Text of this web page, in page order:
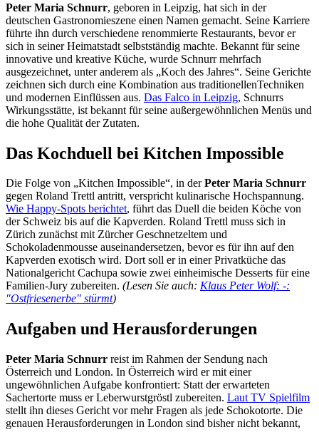
Peter Maria Schnurr, geboren in Leipzig, hat sich in der
deutschen Gastronomieszene einen Namen gemacht. Seine Karriere
führte ihn durch verschiedene renommierte Restaurants, bevor er
sich in seiner Heimatstadt selbstständig machte. Bekannt für seine
innovative und kreative Küche, wurde Schnurr mehrfach
ausgezeichnet, unter anderem als „Koch des Jahres“. Seine Gerichte
zeichnen sich durch eine Kombination aus traditionellenTechniken
und modernen Einflüssen aus. Das Falco in Leipzig, Schnurrs
Wirkungsstätte, ist bekannt für seine außergewöhnlichen Menüs und
die hohe Qualität der Zutaten.
Das Kochduell bei Kitchen Impossible
Die Folge von „Kitchen Impossible“, in derPeter Maria Schnurr
gegen Roland Trettl antritt, verspricht kulinarische Hochspannung.
Wie Happy-Spots berichtet, führt das Duell die beiden Köche von
der Schweiz bis auf die Kapverden. Roland Trettl muss sich in
Zürich zunächst mit Zürcher Geschnetzeltem und
Schokoladenmousse auseinandersetzen, bevor es für ihn auf den
Kapverden exotisch wird. Dort soll er in einer Privatküche das
Nationalgericht Cachupa sowie zwei einheimische Desserts für eine
Familien-Jury zubereiten. (Lesen Sie auch: Klaus Peter Wolf: -:
"Ostfriesenerbe" stürmt)
Aufgaben und Herausforderungen
Peter Maria Schnurr reist im Rahmen der Sendung nach
Österreich und London. In Österreich wird er mit einer
ungewöhnlichen Aufgabe konfrontiert: Statt der erwarteten
Sachertorte muss er Leberwurstgröstl zubereiten. Laut TV Spielfilm
stellt ihn dieses Gericht vor mehr Fragen als jede Schokotorte. Die
genauen Herausforderungen in London sind bisher nicht bekannt,